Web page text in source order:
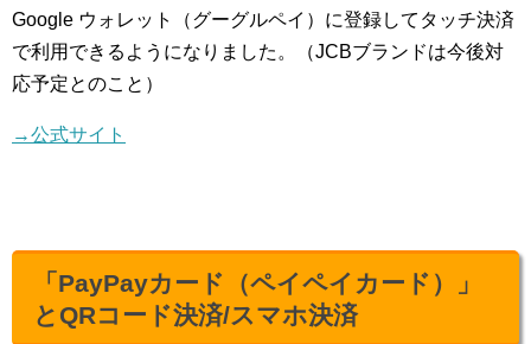
Google ウォレット（グーグルペイ）に登録してタッチ決済
で利用できるようになりました。（JCBブランドは今後対
応予定とのこと）
→公式サイト
「PayPayカード（ペイペイカード）」
とQRコード決済/スマホ決済